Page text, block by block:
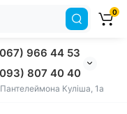
966 44 53
807 40 40
Куліша, 1а
0